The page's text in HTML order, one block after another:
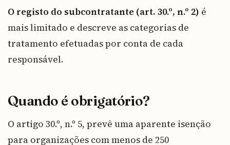
O registo do subcontratante (art. 30.º, n.º 2) é
mais limitado e descreve as categorias de
tratamento efetuadas por conta de cada
responsável.
Quando é obrigatório?
O artigo 30.º, n.º 5, prevê uma aparente isenção
para organizações com menos de 250